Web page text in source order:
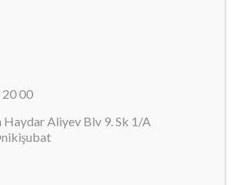
20 00
Haydar Aliyev Blv 9. Sk 1/A